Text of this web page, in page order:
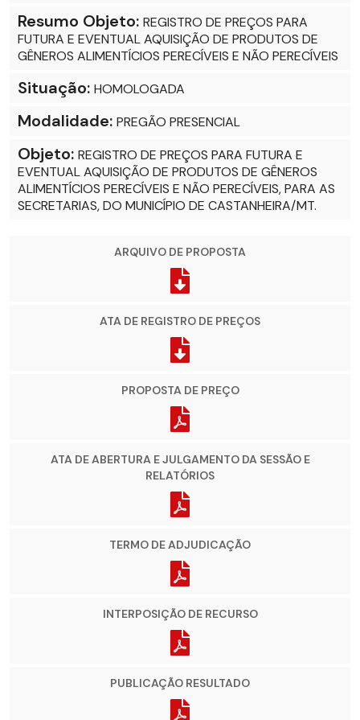
Resumo Objeto: REGISTRO DE PREÇOS PARA
FUTURA E EVENTUAL AQUISIÇÃO DE PRODUTOS DE
GÊNEROS ALIMENTÍCIOS PERECÍVEIS E NÃO PERECÍVEIS
Situação: HOMOLOGADA
Modalidade: PREGÃO PRESENCIAL
Objeto: REGISTRO DE PREÇOS PARA FUTURA E
EVENTUAL AQUISIÇÃO DE PRODUTOS DE GÊNEROS
ALIMENTÍCIOS PERECÍVEIS E NÃO PERECÍVEIS, PARA AS
SECRETARIAS, DO MUNICÍPIO DE CASTANHEIRA/MT.
ARQUIVO DE PROPOSTA
ATA DE REGISTRO DE PREÇOS
PROPOSTA DE PREÇO
ATA DE ABERTURA E JULGAMENTO DA SESSÃO E
RELATÓRIOS
TERMO DE ADJUDICAÇÃO
INTERPOSIÇÃO DE RECURSO
PUBLICAÇÃO RESULTADO